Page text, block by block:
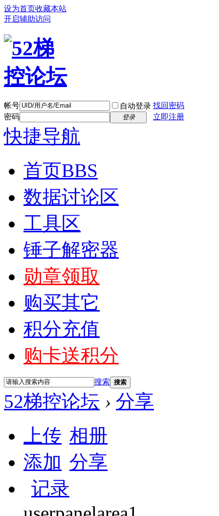
设为首页收藏本站
开启辅助访问
帐号 自动登录 找回密码
密码
登录 立即注册
快捷导航
首页BBS
数据讨论区
工具区
锤子解密器
勋章领取
购买其它
积分充值
购卡送积分
搜索 搜索
52梯控论坛 › 分享
上传 相册
添加 分享
记录